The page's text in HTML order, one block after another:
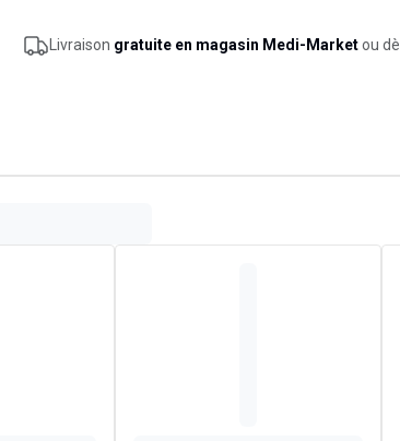
renforcer la barrière protectrice, protéger la
douceur et souplesse des longueurs exposées
Livraison gratuite en magasin Medi-Marketou